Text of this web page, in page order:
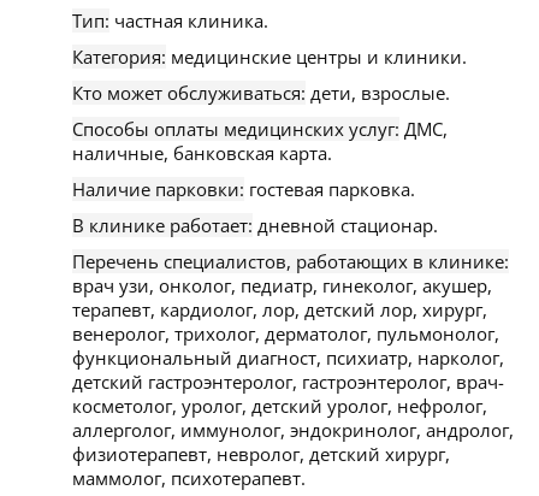
Тип: частная клиника.
Категория: медицинские центры и клиники.
Кто может обслуживаться: дети, взрослые.
Способы оплаты медицинских услуг: ДМС,
наличные, банковская карта.
Наличие парковки: гостевая парковка.
В клинике работает: дневной стационар.
Перечень специалистов, работающих в клинике:
врач узи, онколог, педиатр, гинеколог, акушер,
терапевт, кардиолог, лор, детский лор, хирург,
венеролог, трихолог, дерматолог, пульмонолог,
функциональный диагност, психиатр, нарколог,
детский гастроэнтеролог, гастроэнтеролог, врач-
косметолог, уролог, детский уролог, нефролог,
аллерголог, иммунолог, эндокринолог, андролог,
физиотерапевт, невролог, детский хирург,
маммолог, психотерапевт.